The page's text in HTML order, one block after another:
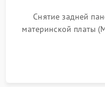
Снятие задней
материнской платы
Проверка